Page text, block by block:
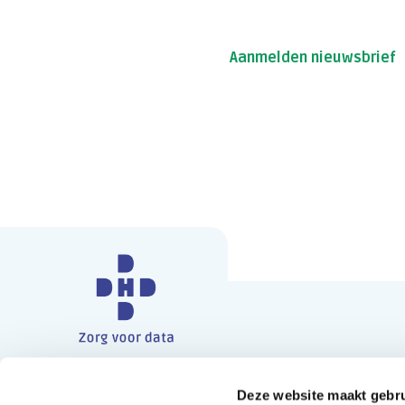
Deze website maakt
Aanmelden nieuwsbrief